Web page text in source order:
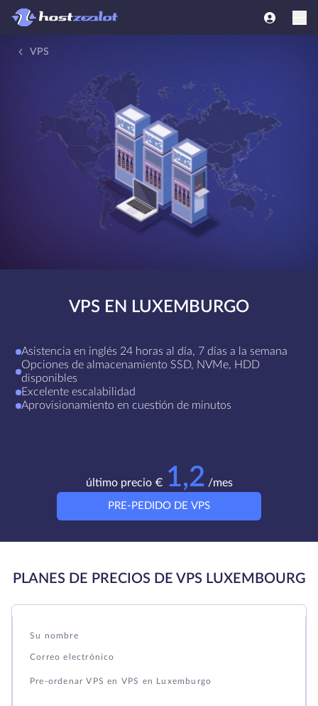
VPS
VPS EN LUXEMBURGO
Asistencia en inglés 24 horas al día, 7 días a la semana
Opciones de almacenamiento SSD, NVMe, HDD
disponibles
Excelente escalabilidad
Aprovisionamiento en cuestión de minutos
último precio € 1,2 /mes
PRE-PEDIDO DE VPS
PLANES DE PRECIOS DE VPS LUXEMBOURG